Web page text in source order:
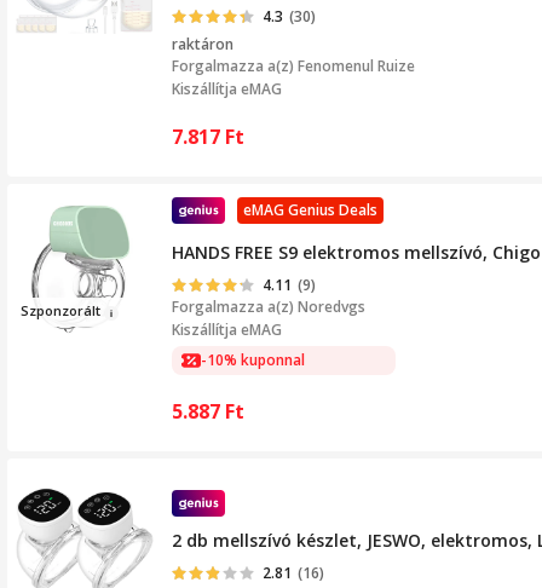
4.3 (30)
raktáron
Forgalmazza a(z) Fenomenul Ruize
Kiszállítja eMAG
7.817 Ft
Szponzorált
eMAG Genius Deals
HANDS FREE S9 elektromos mellszívó,
4.11 (9)
Forgalmazza a(z) Noredvgs
Kiszállítja eMAG
-10% kuponnal
5.887 Ft
2 db mellszívó készlet, JESWO,
2.81 (16)